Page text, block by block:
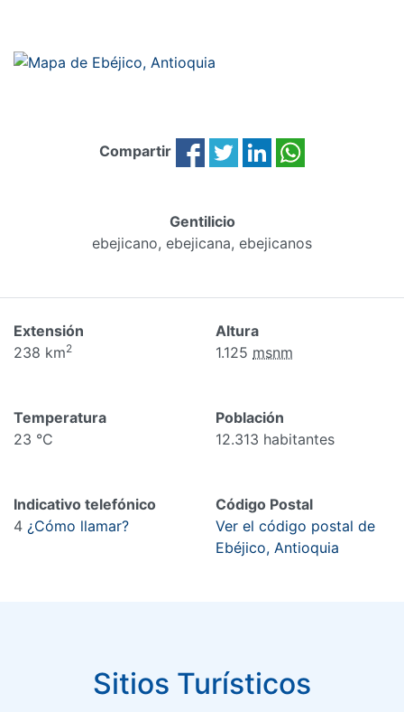
Compartir
Gentilicio
ebejicano, ebejicana, ebejicanos
Extensión
238 km2
Altura
1.125 msnm
Temperatura
23 °C
Población
12.313 habitantes
Indicativo telefónico
4 ¿Cómo llamar?
Código Postal
Ver el código postal de
Ebéjico, Antioquia
Sitios Turísticos